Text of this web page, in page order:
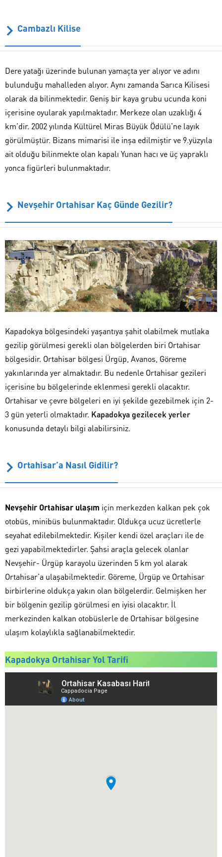
Cambazlı Kilise
Dere yatağı üzerinde bulunan yamaçta yer alıyor ve adını
bulunduğu mahalleden alıyor. Aynı zamanda Sarıca Kilisesi
olarak da bilinmektedir. Geniş bir kaya grubu ucunda koni
içerisine oyularak yapılmaktadır. Merkeze olan uzaklığı 4
km’dir. 2002 yılında Kültürel Miras Büyük Ödülü’ne layık
görülmüştür. Bizans mimarisi ile inşa edilmiştir ve 9.yüzyıla
ait olduğu bilinmekte olan kapalı Yunan hacı ve üç yapraklı
yonca figürleri bulunmaktadır.
Nevşehir Ortahisar Kaç Günde Gezilir?
Kapadokya bölgesindeki yaşantıya şahit olabilmek mutlaka
gezilip görülmesi gerekli olan bölgelerden biri Ortahisar
bölgesidir. Ortahisar bölgesi Ürgüp, Avanos, Göreme
yakınlarında yer almaktadır. Bu nedenle Ortahisar gezileri
içerisine bu bölgelerinde eklenmesi gerekli olacaktır.
Ortahisar ve çevre bölgeleri en iyi şekilde gezebilmek için 2-
3 gün yeterli olmaktadır. Kapadokya gezilecek yerler
konusunda detaylı bilgi alabilirsiniz.
Ortahisar’a Nasıl Gidilir?
Nevşehir Ortahisar ulaşım için merkezden kalkan pek çok
otobüs, minibüs bulunmaktadır. Oldukça ucuz ücretlerle
seyahat edilebilmektedir. Kişiler kendi özel araçları ile de
gezi yapabilmektedirler. Şahsi araçla gelecek olanlar
Nevşehir- Ürgüp karayolu üzerinden 5 km yol alarak
Ortahisar’a ulaşabilmektedir. Göreme, Ürgüp ve Ortahisar
birbirlerine oldukça yakın olan bölgelerdir. Gelmişken her
bir bölgenin gezilip görülmesi en iyisi olacaktır. İl
merkezinden kalkan otobüslerle de Ortahisar bölgesine
ulaşım kolaylıkla sağlanabilmektedir.
Kapadokya Ortahisar Yol Tarifi